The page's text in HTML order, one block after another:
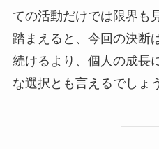
ての活動だけでは限界も
踏まえると、今回の決断
続けるより、個人の成長
な選択とも言えるでしょ